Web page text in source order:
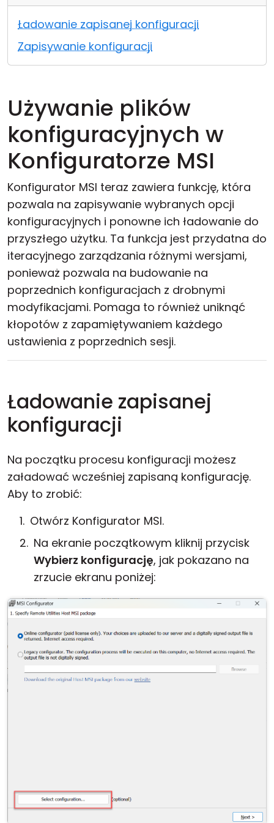
Ładowanie zapisanej konfiguracji
Zapisywanie konfiguracji
Używanie plików
konfiguracyjnych w
Konfiguratorze MSI
Konfigurator MSI teraz zawiera funkcję, która
pozwala na zapisywanie wybranych opcji
konfiguracyjnych i ponowne ich ładowanie do
przyszłego użytku. Ta funkcja jest przydatna do
iteracyjnego zarządzania różnymi wersjami,
ponieważ pozwala na budowanie na
poprzednich konfiguracjach z drobnymi
modyfikacjami. Pomaga to również uniknąć
kłopotów z zapamiętywaniem każdego
ustawienia z poprzednich sesji.
Ładowanie zapisanej
konfiguracji
Na początku procesu konfiguracji możesz
załadować wcześniej zapisaną konfigurację.
Aby to zrobić:
Otwórz Konfigurator MSI.
Na ekranie początkowym kliknij przycisk
Wybierz konfigurację, jak pokazano na
zrzucie ekranu poniżej:
Chmura i lokalnie